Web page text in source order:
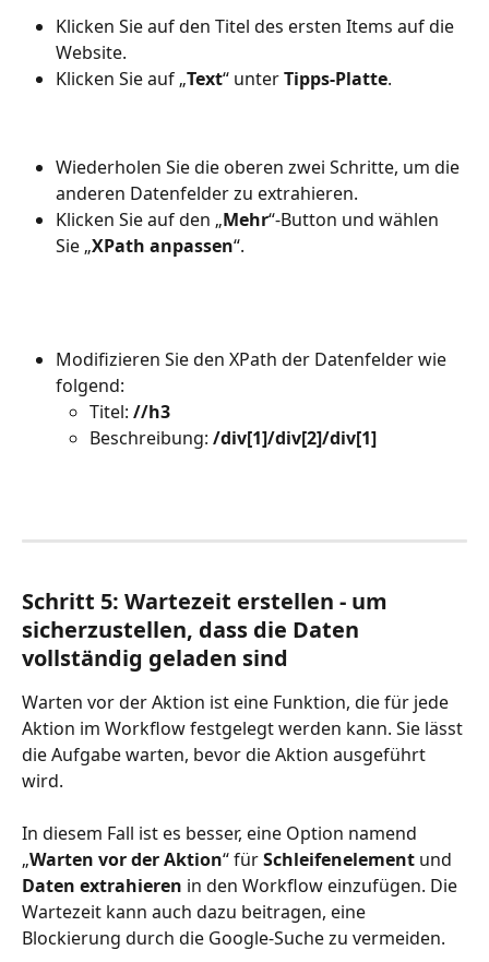
Klicken Sie auf den Titel des ersten Items auf die
Website.
Klicken Sie auf „Text“ unter Tipps-Platte.
Wiederholen Sie die oberen zwei Schritte, um die
anderen Datenfelder zu extrahieren.
Klicken Sie auf den „Mehr“-Button und wählen
Sie „XPath anpassen“.
Modifizieren Sie den XPath der Datenfelder wie
folgend:
Titel: //h3
Beschreibung: /div[1]/div[2]/div[1]
Schritt 5: Wartezeit erstellen - um
sicherzustellen, dass die Daten
vollständig geladen sind
Warten vor der Aktion ist eine Funktion, die für jede
Aktion im Workflow festgelegt werden kann. Sie lässt
die Aufgabe warten, bevor die Aktion ausgeführt
wird.
In diesem Fall ist es besser, eine Option namend
„Warten vor der Aktion“ für Schleifenelement und
Daten extrahieren in den Workflow einzufügen. Die
Wartezeit kann auch dazu beitragen, eine
Blockierung durch die Google-Suche zu vermeiden.